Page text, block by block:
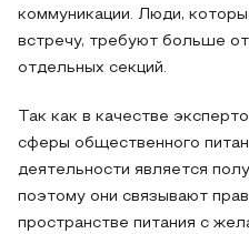
коммуникации. Люди,
встречу, требуют больше
отдельных секций.
Так как в качестве
сферы общественного
деятельности является
поэтому они связывают
пространстве питания с